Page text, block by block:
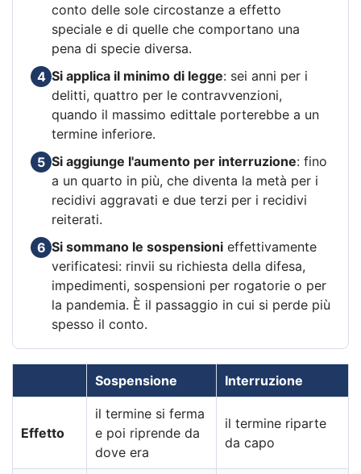
conto delle sole circostanze a effetto
speciale e di quelle che comportano una
pena di specie diversa.
4 Si applica il minimo di legge: sei anni per i
delitti, quattro per le contravvenzioni,
quando il massimo edittale porterebbe a un
termine inferiore.
5 Si aggiunge l'aumento per interruzione: fino
a un quarto in più, che diventa la metà per i
recidivi aggravati e due terzi per i recidivi
reiterati.
6 Si sommano le sospensioni effettivamente
verificatesi: rinvii su richiesta della difesa,
impedimenti, sospensioni per rogatorie o per
la pandemia. È il passaggio in cui si perde più
spesso il conto.
Sospensione Interruzione
Effetto
il termine si ferma
e poi riprende da
dove era
il termine riparte
da capo